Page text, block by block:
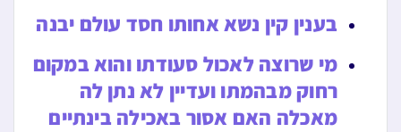
בענין קין נשא אחותו חסד עולם יבנה
מי שרוצה לאכול סעודתו והוא במקום
רחוק מבהמתו ועדיין לא נתן לה
מאכלה האם אסור באכילה בינתיים